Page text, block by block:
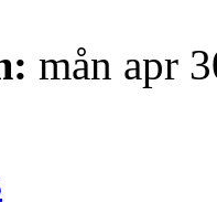
mån apr